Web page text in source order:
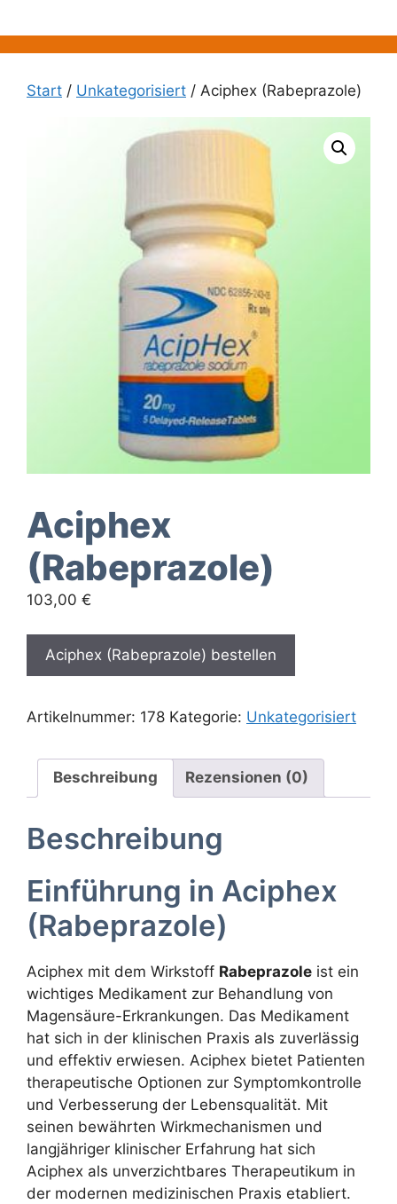
Inhalt
springen
Start / Unkategorisiert / Aciphex (Rabeprazole)
Aciphex
(Rabeprazole)
103,00 €
Aciphex (Rabeprazole) bestellen
Artikelnummer: 178 Kategorie: Unkategorisiert
Beschreibung Rezensionen (0)
Beschreibung
Einführung in Aciphex
(Rabeprazole)
Aciphex mit dem Wirkstoff Rabeprazole ist ein
wichtiges Medikament zur Behandlung von
Magensäure-Erkrankungen. Das Medikament
hat sich in der klinischen Praxis als zuverlässig
und effektiv erwiesen. Aciphex bietet Patienten
therapeutische Optionen zur Symptomkontrolle
und Verbesserung der Lebensqualität. Mit
seinen bewährten Wirkmechanismen und
langjähriger klinischer Erfahrung hat sich
Aciphex als unverzichtbares Therapeutikum in
der modernen medizinischen Praxis etabliert.